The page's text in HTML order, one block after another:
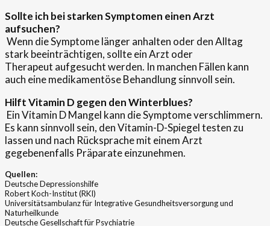
Sollte ich bei starken Symptomen einen Arzt
aufsuchen?
Wenn die Symptome länger anhalten oder den Alltag
stark beeinträchtigen, sollte ein Arzt oder
Therapeut aufgesucht werden. In manchen Fällen kann
auch eine medikamentöse Behandlung sinnvoll sein.
Hilft Vitamin D gegen den Winterblues?
Ein Vitamin D Mangel kann die Symptome verschlimmern.
Es kann sinnvoll sein, den Vitamin-D-Spiegel testen zu
lassen und nach Rücksprache mit einem Arzt
gegebenenfalls Präparate einzunehmen.
Quellen:
Deutsche Depressionshilfe
Robert Koch-Institut (RKI)
Universitätsambulanz für Integrative Gesundheitsversorgung und
Naturheilkunde
Deutsche Gesellschaft für Psychiatrie